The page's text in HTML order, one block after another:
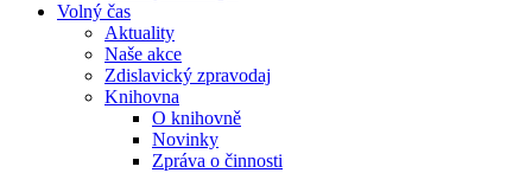
Volný čas
Aktuality
Naše akce
Zdislavický zpravodaj
Knihovna
O knihovně
Novinky
Zpráva o činnosti